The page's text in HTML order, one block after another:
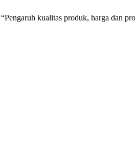
kualitas produk, harga dan